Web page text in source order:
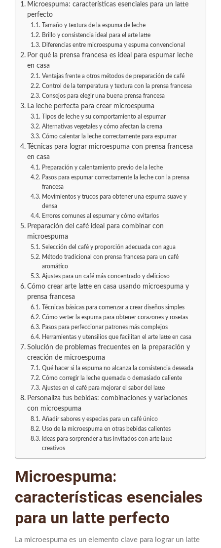
Microespuma: características esenciales para un latte
perfecto
Tamaño y textura de la espuma de leche
Brillo y consistencia ideal para el arte latte
Diferencias entre microespuma y espuma convencional
Por qué la prensa francesa es ideal para espumar leche
en casa
Ventajas frente a otros métodos de preparación de café
Control de la temperatura y textura con la prensa francesa
Consejos para elegir una buena prensa francesa
La leche perfecta para crear microespuma
Tipos de leche y su comportamiento al espumar
Alternativas vegetales y cómo afectan la crema
Cómo calentar la leche correctamente para espumar
Técnicas para lograr microespuma con prensa francesa
en casa
Preparación y calentamiento previo de la leche
Pasos para espumar correctamente la leche con la prensa
francesa
Movimientos y trucos para obtener una espuma suave y
densa
Errores comunes al espumar y cómo evitarlos
Preparación del café ideal para combinar con
microespuma
Selección del café y proporción adecuada con agua
Método tradicional con prensa francesa para un café
aromático
Ajustes para un café más concentrado y delicioso
Cómo crear arte latte en casa usando microespuma y
prensa francesa
Técnicas básicas para comenzar a crear diseños simples
Cómo verter la espuma para obtener corazones y rosetas
Pasos para perfeccionar patrones más complejos
Herramientas y utensilios que facilitan el arte latte en casa
Solución de problemas frecuentes en la preparación y
creación de microespuma
Qué hacer si la espuma no alcanza la consistencia deseada
Cómo corregir la leche quemada o demasiado caliente
Ajustes en el café para mejorar el sabor del latte
Personaliza tus bebidas: combinaciones y variaciones
con microespuma
Añadir sabores y especias para un café único
Uso de la microespuma en otras bebidas calientes
Ideas para sorprender a tus invitados con arte latte
creativos
Microespuma:
características esenciales
para un latte perfecto
La microespuma es un elemento clave para lograr un latte